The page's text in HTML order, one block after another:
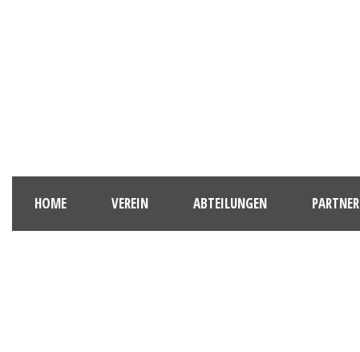
HOME VEREIN ABTEILUNGEN PARTNER